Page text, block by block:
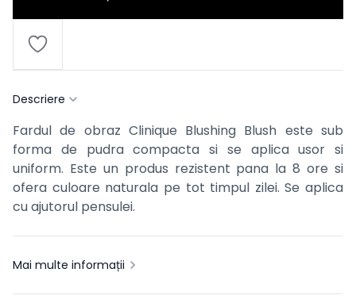
Descriere
Fardul de obraz Clinique Blushing Blush este sub
forma de pudra compacta si se aplica usor si
uniform. Este un produs rezistent pana la 8 ore si
ofera culoare naturala pe tot timpul zilei. Se aplica
cu ajutorul pensulei.
Mai multe informații